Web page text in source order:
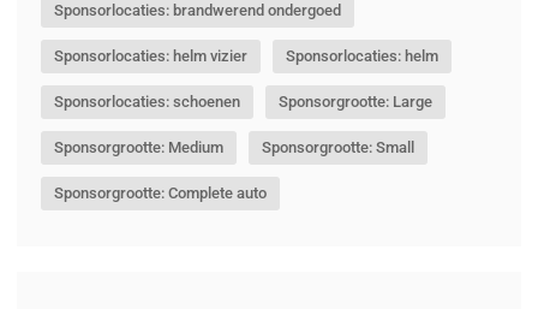
Sponsorlocaties: brandwerend ondergoed
Sponsorlocaties: helm vizier Sponsorlocaties: helm
Sponsorlocaties: schoenen Sponsorgrootte: Large
Sponsorgrootte: Medium Sponsorgrootte: Small
Sponsorgrootte: Complete auto